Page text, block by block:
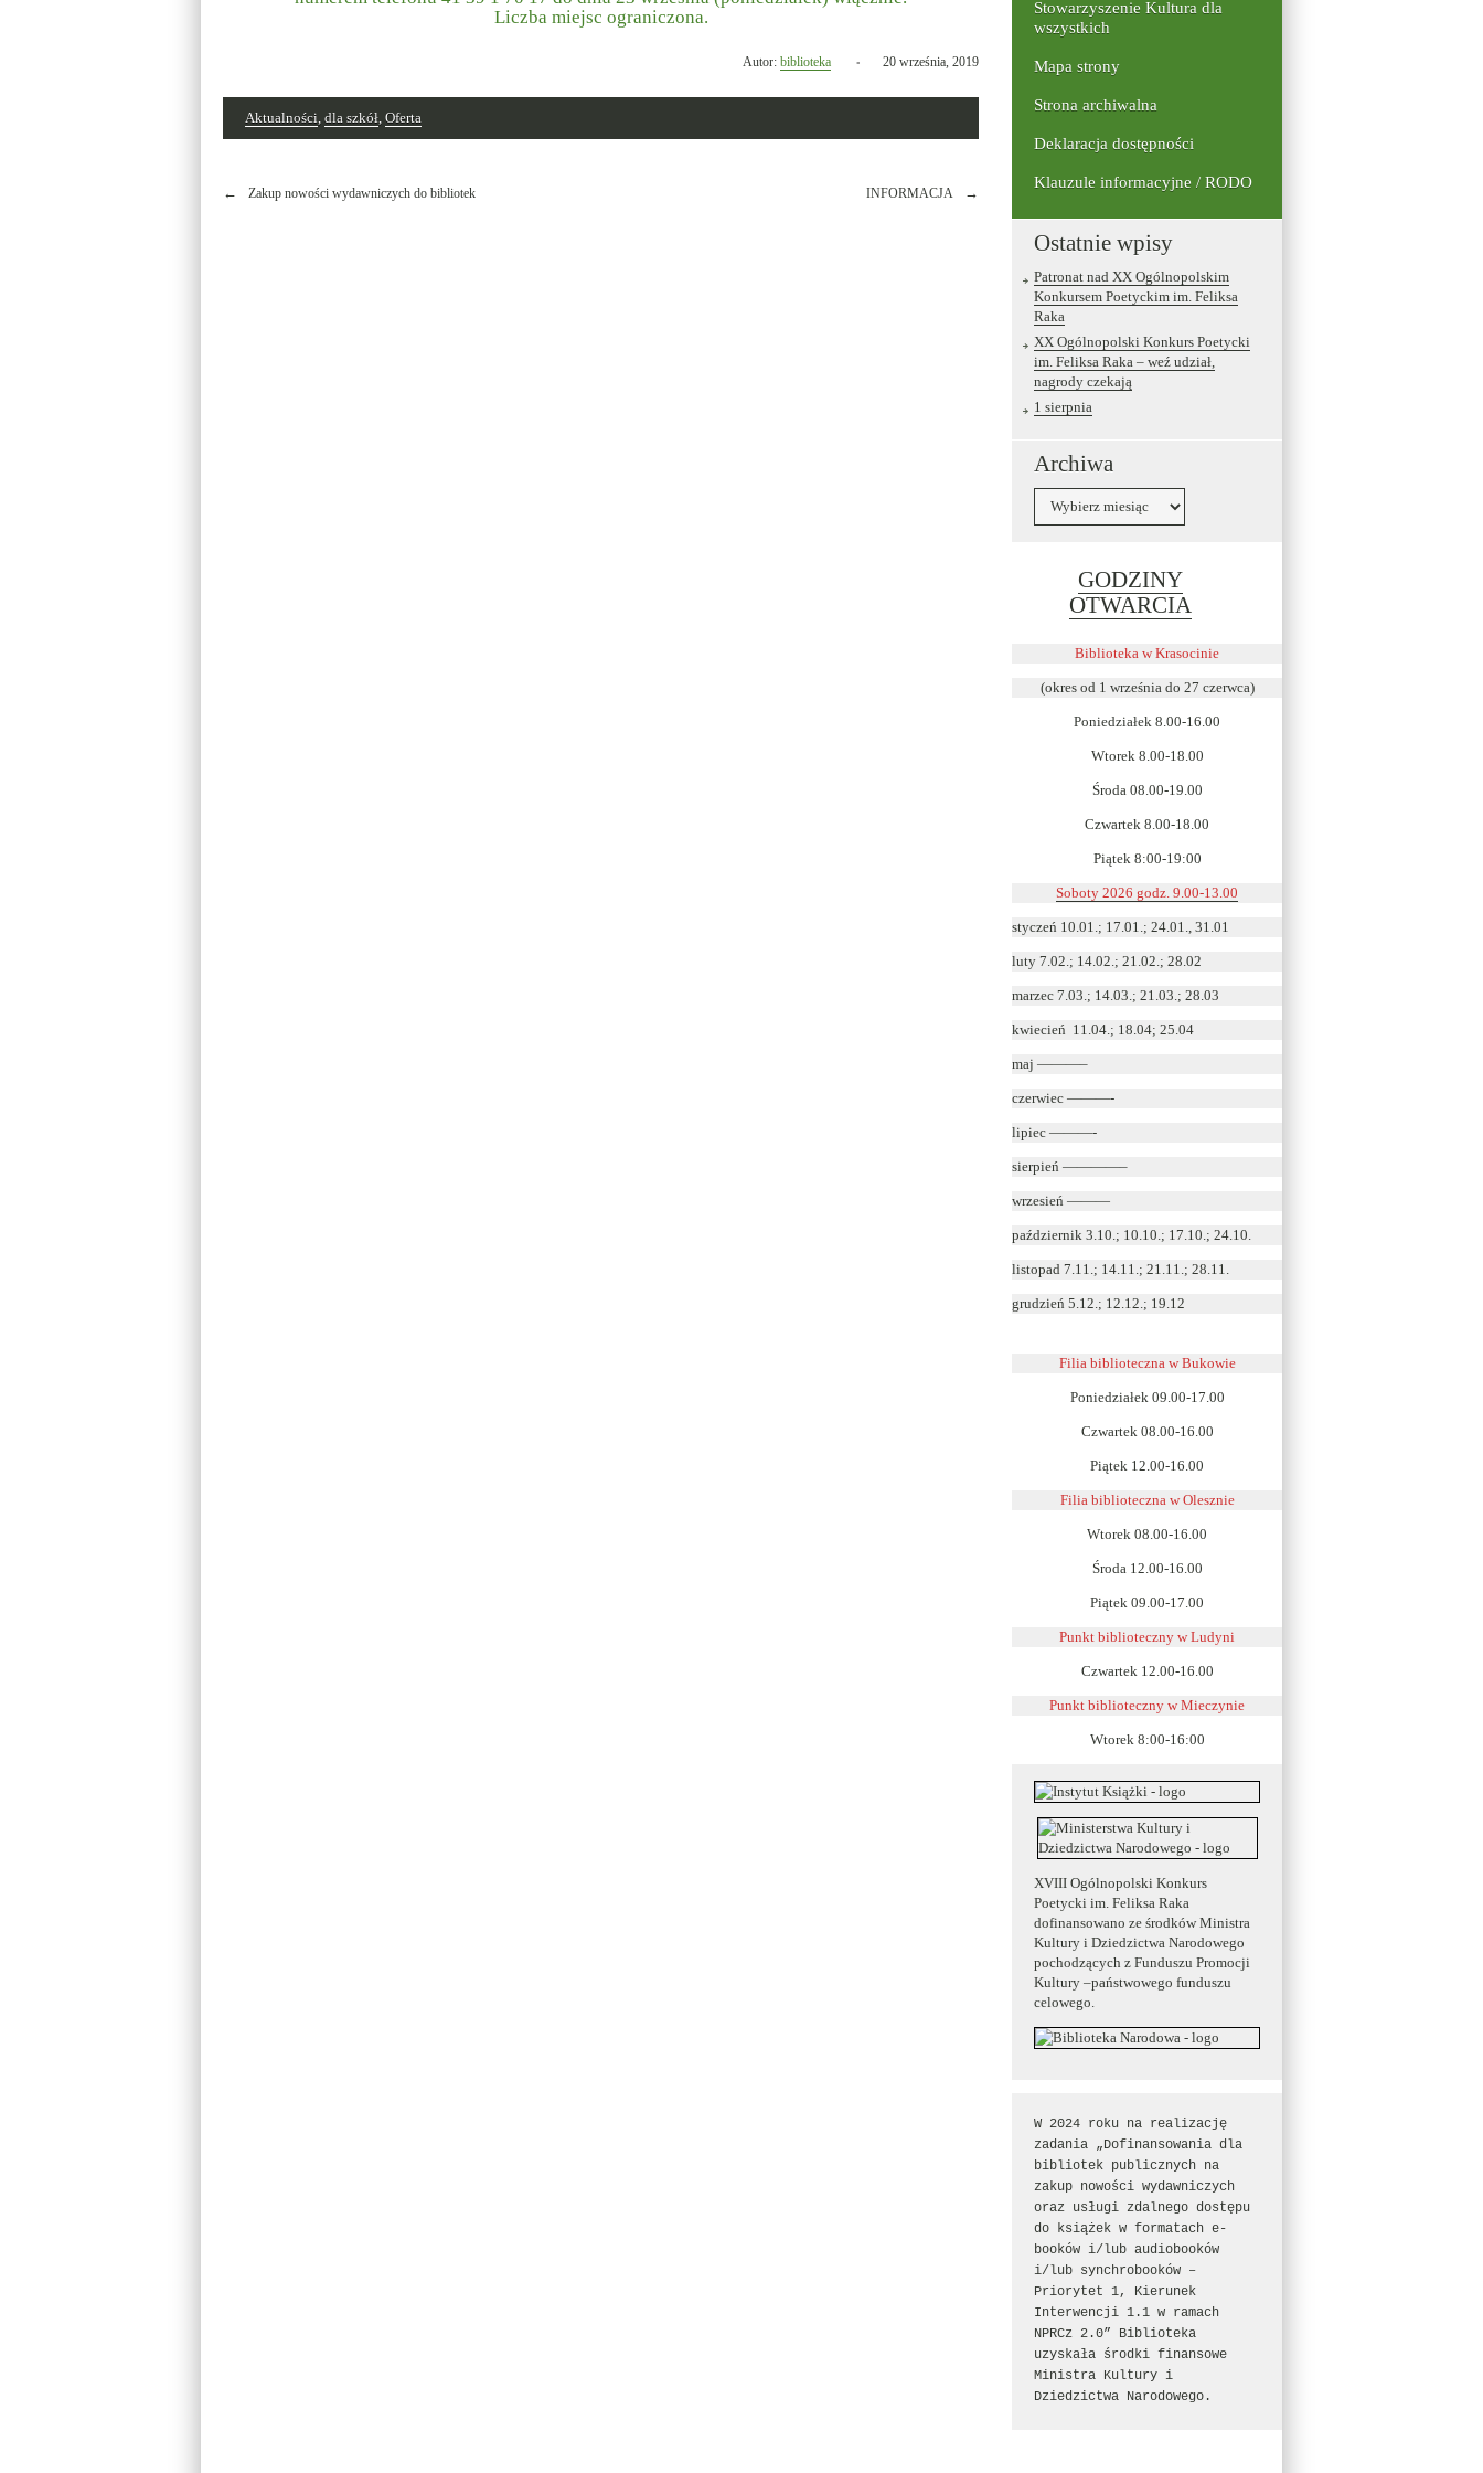
Liczba miejsc ograniczona.
Autor: bibliotekaOpublikowano
dniu
20 września, 2019
Aktualności, dla szkół, Oferta
Nawigacja
Zakup nowości wydawniczych do bibliotek INFORMACJA
Stowarzyszenie Kultura dla
wszystkich
Mapa strony
Strona archiwalna
Deklaracja dostępności
Klauzule informacyjne / RODO
Ostatnie wpisy
Patronat nad XX Ogólnopolskim
Konkursem Poetyckim im. Feliksa
Raka
XX Ogólnopolski Konkurs Poetycki
im. Feliksa Raka – weź udział,
nagrody czekają
1 sierpnia
Archiwa
GODZINY
OTWARCIA
się
w
oknie
Biblioteka w Krasocinie
(okres od 1 września do 27 czerwca)
Poniedziałek 8.00-16.00
Wtorek 8.00-18.00
Środa 08.00-19.00
Czwartek 8.00-18.00
Piątek 8:00-19:00
Soboty 2026 godz. 9.00-13.00
styczeń 10.01.; 17.01.; 24.01., 31.01
luty 7.02.; 14.02.; 21.02.; 28.02
marzec 7.03.; 14.03.; 21.03.; 28.03
kwiecień 11.04.; 18.04; 25.04
maj ———–
czerwiec ———-
lipiec ———-
sierpień ————–
wrzesień ———
październik 3.10.; 10.10.; 17.10.; 24.10.
listopad 7.11.; 14.11.; 21.11.; 28.11.
grudzień 5.12.; 12.12.; 19.12
Filia biblioteczna w Bukowie
Poniedziałek 09.00-17.00
Czwartek 08.00-16.00
Piątek 12.00-16.00
Filia biblioteczna w Olesznie
Wtorek 08.00-16.00
Środa 12.00-16.00
Piątek 09.00-17.00
Punkt biblioteczny w Ludyni
Czwartek 12.00-16.00
Punkt biblioteczny w Mieczynie
Wtorek 8:00-16:00
XVIII Ogólnopolski Konkurs
Poetycki im. Feliksa Raka
dofinansowano ze środków Ministra
Kultury i Dziedzictwa Narodowego
pochodzących z Funduszu Promocji
Kultury –państwowego funduszu
celowego.
W 2024 roku na realizację
zadania „Dofinansowania dla
bibliotek publicznych na
zakup nowości wydawniczych
oraz usługi zdalnego dostępu
do książek w formatach e-
booków i/lub audiobooków
i/lub synchrobooków –
Priorytet 1, Kierunek
Interwencji 1.1 w ramach
NPRCz 2.0” Biblioteka
uzyskała środki finansowe
Ministra Kultury i
Dziedzictwa Narodowego.